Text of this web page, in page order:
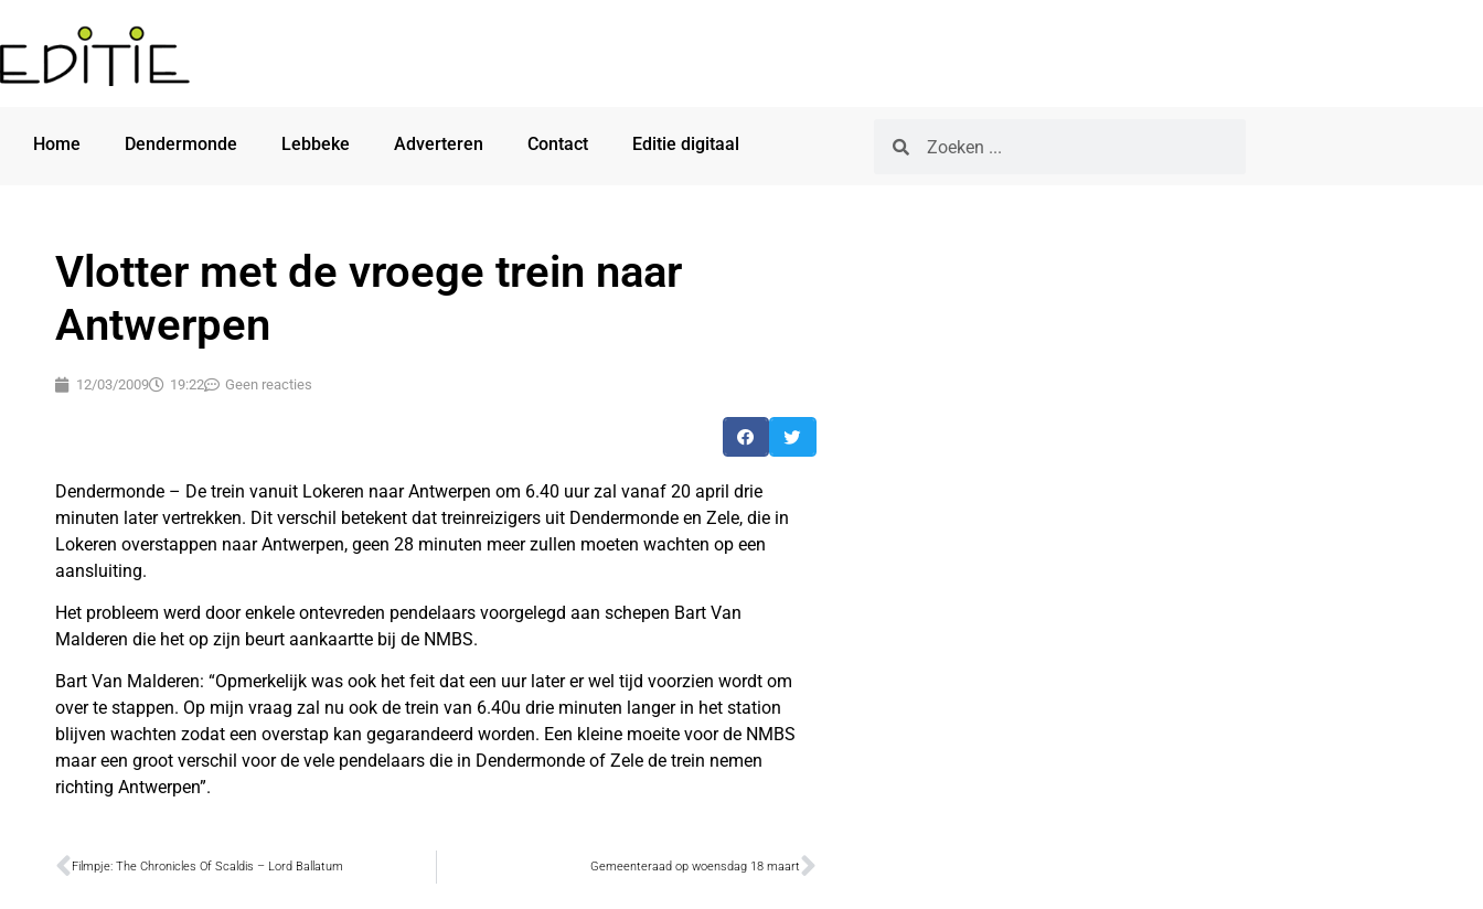
Home Dendermonde Lebbeke Adverteren Contact Editie digitaal
Vlotter met de vroege trein naar
Antwerpen
12/03/2009 19:22 Geen reacties
Dendermonde – De trein vanuit Lokeren naar Antwerpen om 6.40 uur zal vanaf 20 april drie
minuten later vertrekken. Dit verschil betekent dat treinreizigers uit Dendermonde en Zele, die in
Lokeren overstappen naar Antwerpen, geen 28 minuten meer zullen moeten wachten op een
aansluiting.
Het probleem werd door enkele ontevreden pendelaars voorgelegd aan schepen Bart Van
Malderen die het op zijn beurt aankaartte bij de NMBS.
Bart Van Malderen: “Opmerkelijk was ook het feit dat een uur later er wel tijd voorzien wordt om
over te stappen. Op mijn vraag zal nu ook de trein van 6.40u drie minuten langer in het station
blijven wachten zodat een overstap kan gegarandeerd worden. Een kleine moeite voor de NMBS
maar een groot verschil voor de vele pendelaars die in Dendermonde of Zele de trein nemen
richting Antwerpen”.
Filmpje: The Chronicles Of Scaldis – Lord Ballatum Gemeenteraad op woensdag 18 maart